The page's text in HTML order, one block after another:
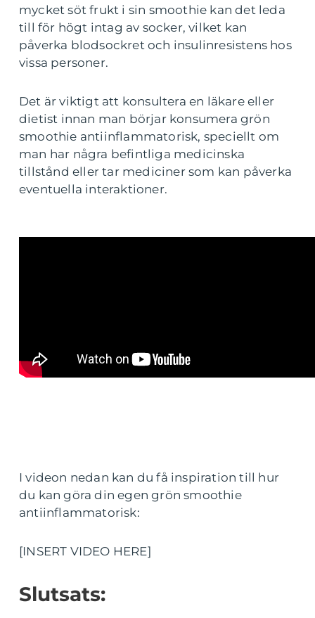
mycket söt frukt i sin smoothie kan det leda
till för högt intag av socker, vilket kan
påverka blodsockret och insulinresistens hos
vissa personer.
Det är viktigt att konsultera en läkare eller
dietist innan man börjar konsumera grön
smoothie antiinflammatorisk, speciellt om
man har några befintliga medicinska
tillstånd eller tar mediciner som kan påverka
eventuella interaktioner.
I videon nedan kan du få inspiration till hur
du kan göra din egen grön smoothie
antiinflammatorisk:
[INSERT VIDEO HERE]
Slutsats: